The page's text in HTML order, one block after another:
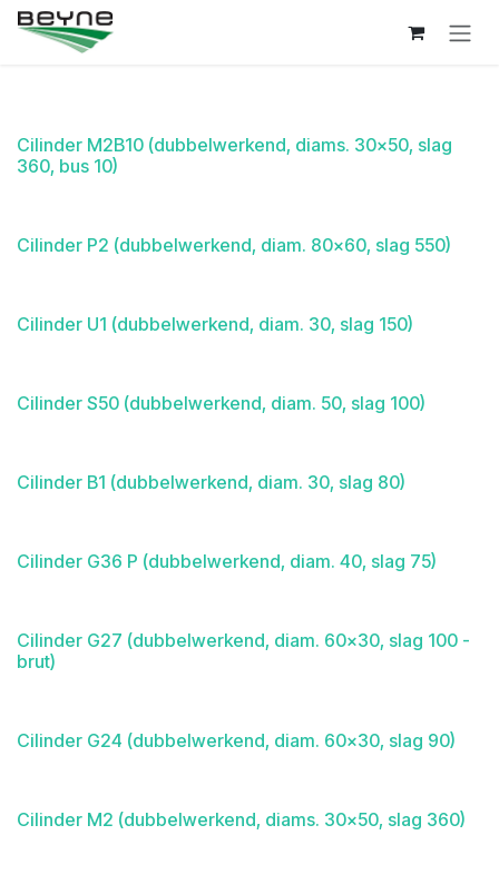
Overslaan naar inhoud
Cilinder M2B10 (dubbelwerkend, diams. 30x50, slag
360, bus 10)
Cilinder P2 (dubbelwerkend, diam. 80x60, slag 550)
Cilinder U1 (dubbelwerkend, diam. 30, slag 150)
Cilinder S50 (dubbelwerkend, diam. 50, slag 100)
Cilinder B1 (dubbelwerkend, diam. 30, slag 80)
Cilinder G36 P (dubbelwerkend, diam. 40, slag 75)
Cilinder G27 (dubbelwerkend, diam. 60x30, slag 100 -
brut)
Cilinder G24 (dubbelwerkend, diam. 60x30, slag 90)
Cilinder M2 (dubbelwerkend, diams. 30x50, slag 360)